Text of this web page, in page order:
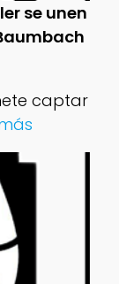
se unen
captar